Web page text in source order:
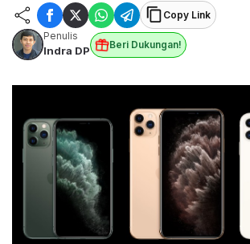
Copy Link
Penulis
Indra DP Beri Dukungan!